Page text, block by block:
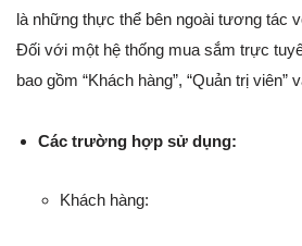
là những thực thể bên ngoài tương tác
Đối với một hệ thống mua sắm trực
bao gồm “Khách hàng”, “Quản trị viên”
Các trường hợp sử dụng:
Khách hàng: